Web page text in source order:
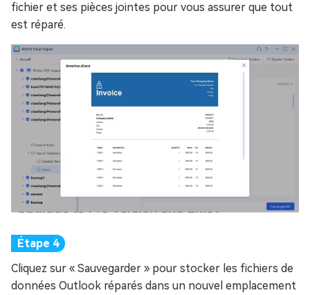
fichier et ses pièces jointes pour vous assurer que tout
est réparé.
Cliquez sur « Sauvegarder » pour stocker les fichiers de
données Outlook réparés dans un nouvel emplacement